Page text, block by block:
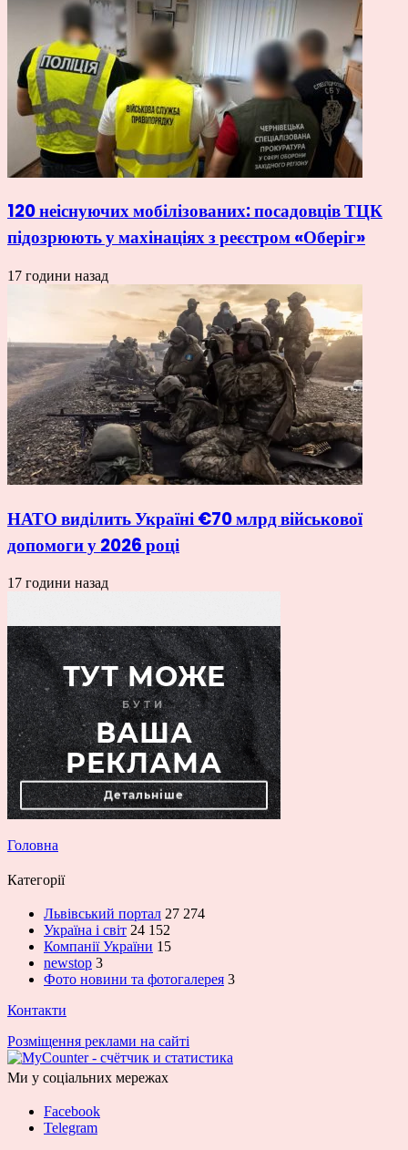
120 неіснуючих мобілізованих: посадовців ТЦК
підозрюють у махінаціях з реєстром «Оберіг»
17 години назад
НАТО виділить Україні €70 млрд військової
допомоги у 2026 році
17 години назад
Головна
Категорії
Львівський портал 27 274
Україна і світ 24 152
Компанії України 15
newstop 3
Фото новини та фотогалерея 3
Контакти
Розміщення реклами на сайті
Ми у соціальних мережах
Facebook
Telegram